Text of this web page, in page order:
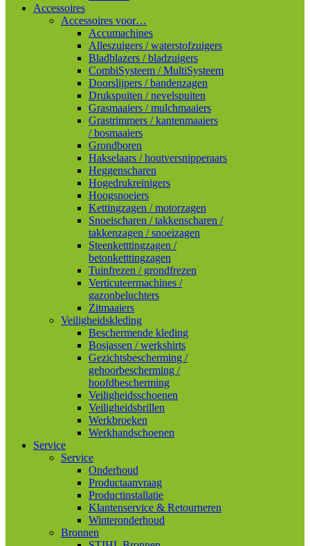
Accessoires
Accessoires voor…
Accumachines
Alleszuigers / waterstofzuigers
Bladblazers / bladzuigers
CombiSysteem / MultiSysteem
Doorslijpers / bandenzagen
Drukspuiten / nevelspuiten
Grasmaaiers / mulchmaaiers
Grastrimmers / kantenmaaiers
/ bosmaaiers
Grondboren
Hakselaars / houtversnipperaars
Heggenscharen
Hogedrukreinigers
Hoogsnoeiers
Kettingzagen / motorzagen
Snoeischaren / takkenscharen /
takkenzagen / snoeizagen
Steenketttingzagen /
betonketttingzagen
Tuinfrezen / grondfrezen
Verticuteermachines /
gazonbeluchters
Zitmaaiers
Veiligheidskleding
Beschermende kleding
Bosjassen / werkshirts
Gezichtsbescherming /
gehoorbescherming /
hoofdbescherming
Veiligheidsschoenen
Veiligheidsbrillen
Werkbroeken
Werkhandschoenen
Service
Service
Onderhoud
Productaanvraag
Productinstallatie
Klantenservice & Retourneren
Winteronderhoud
Bronnen